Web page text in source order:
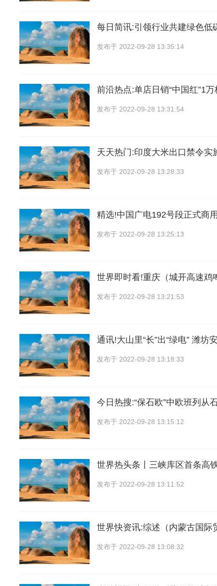
每日简讯:引领行业共建绿色低
发布于 2022-09-28 13:35:14
前沿热点:单店日销“中国红”1
发布于 2022-09-28 13:31:54
天天热门:印度大米出口禁令实
发布于 2022-09-28 13:28:33
精选!中国广电192号段正式商
发布于 2022-09-28 13:25:13
世界即时看!重庆（城开高速鸡
发布于 2022-09-28 13:21:53
通讯!大山里“长”出“绿电” 潍坊
发布于 2022-09-28 13:18:33
今日热搜:“保石欧”中欧班列从
发布于 2022-09-28 13:15:12
世界热头条丨三峡库区首条高
发布于 2022-09-28 13:11:52
世界快资讯:综述（内蒙古国际
发布于 2022-09-28 13:08:32